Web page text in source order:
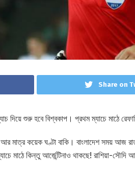
Share on
দিয়ে শুরু হবে বিশ্বকাপ। প্রথম ম্যাচে মাঠে
আর মাত্র কয়েক ঘণ্টা বাকি। বাংলাদেশ সময় আজ
মাঠে কিন্তু আর্জেন্টিনাও থাকছে! রাশিয়া-সৌদি